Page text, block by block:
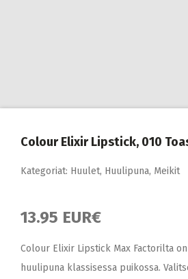
Colour Elixir Lipstick, 010
Kategoriat: Huulet, Huulipuna, Meikit
13.95 EUR€
Colour Elixir Lipstick Max Factorilta
huulipuna klassisessa puikossa.